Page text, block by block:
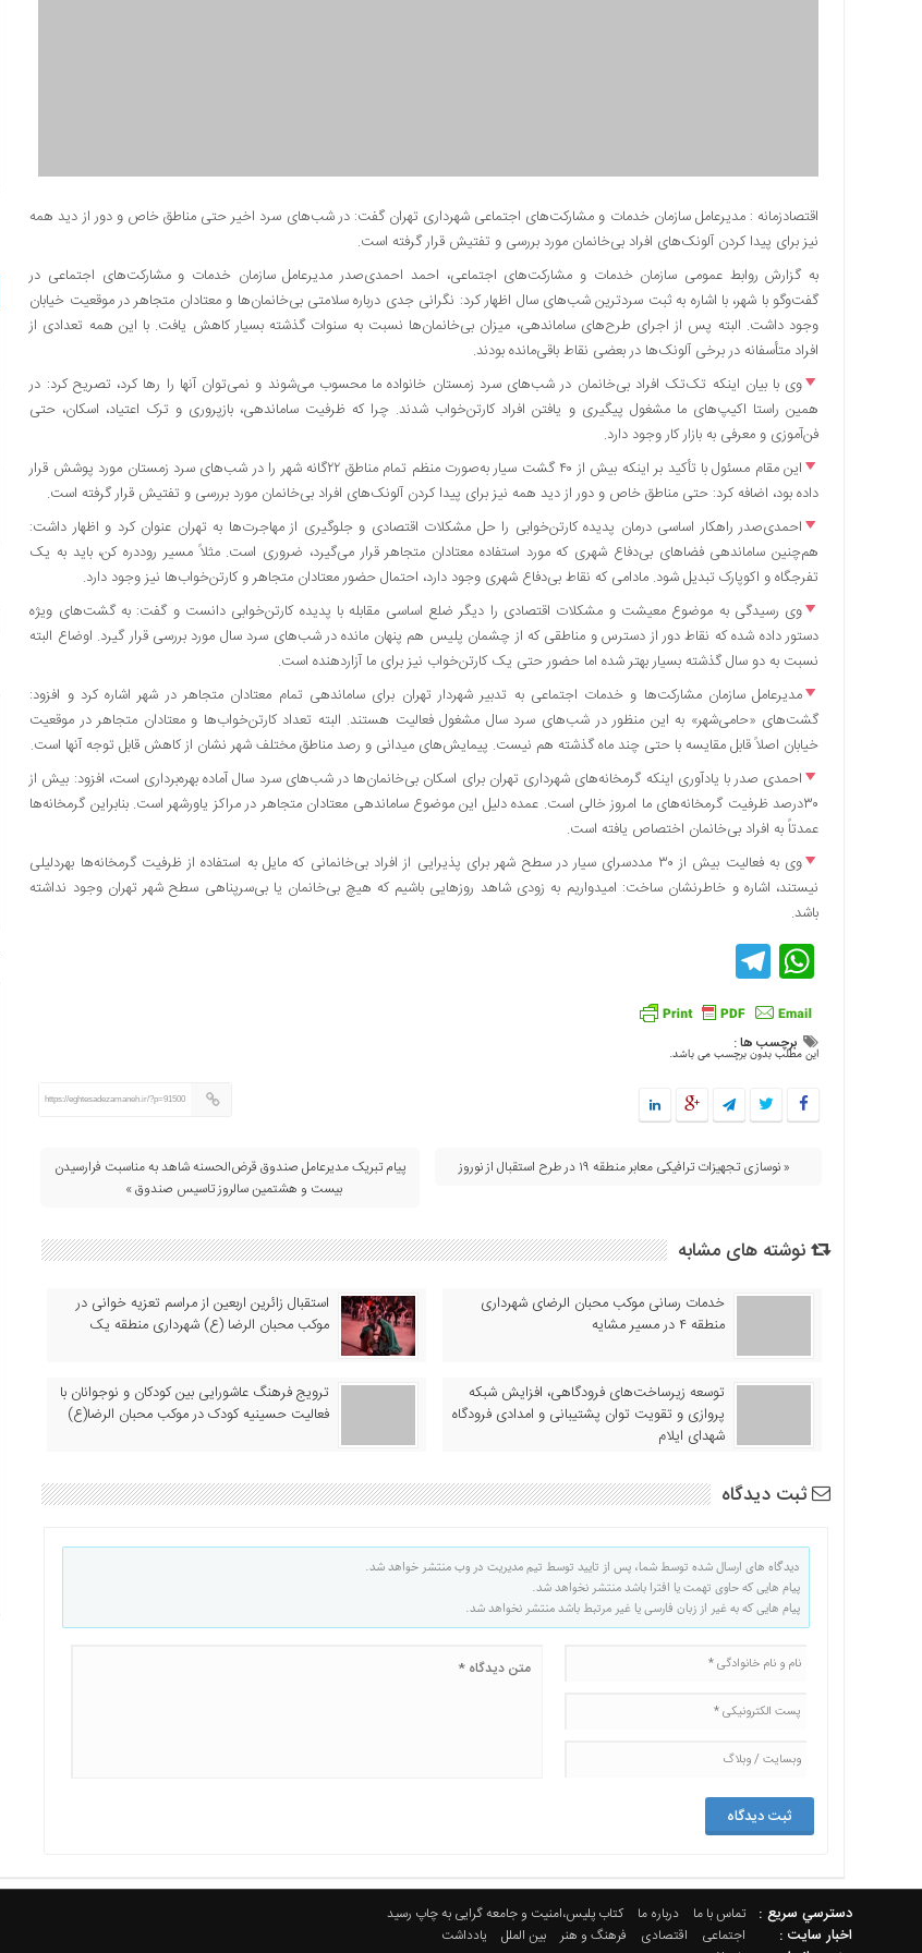
اقتصادزمانه : مدیرعامل سازمان خدمات و مشارکت‌های اجتماعی شهرداری تهران گفت: در شب‌های سرد اخیر حتی مناطق خاص و دور از دید همه
نیز برای پیدا کردن آلونک‌های افراد بی‌خانمان مورد بررسی و تفتیش قرار گرفته است.
به گزارش روابط عمومی سازمان خدمات و مشارکت‌های اجتماعی، احمد احمدی‌صدر مدیرعامل سازمان خدمات و مشارکت‌های اجتماعی در
گفت‌وگو با شهر، با اشاره به ثبت سردترین شب‌های سال اظهار کرد: نگرانی جدی درباره سلامتی بی‌خانمان‌ها و معتادان متجاهر در موقعیت خیابان
وجود داشت. البته پس از اجرای طرح‌های ساماندهی، میزان بی‌خانمان‌ها نسبت به سنوات گذشته بسیار کاهش یافت. با این همه تعدادی از
افراد متأسفانه در برخی آلونک‌ها در بعضی نقاط باقی‌مانده بودند.
وی با بیان اینکه تک‌تک افراد بی‌خانمان در شب‌های سرد زمستان خانواده ما محسوب می‌شوند و نمی‌توان آنها را رها کرد، تصریح کرد: در
همین راستا اکیپ‌های ما مشغول پیگیری و یافتن افراد کارتن‌خواب شدند. چرا که ظرفیت ساماندهی، بازپروری و ترک اعتیاد، اسکان، حتی
فن‌آموزی و معرفی به بازار کار وجود دارد.
این مقام مسئول با تأکید بر اینکه بیش از ۴۰ گشت سیار به‌صورت منظم تمام مناطق ۲۲گانه شهر را در شب‌های سرد زمستان مورد پوشش قرار
داده بود، اضافه کرد: حتی مناطق خاص و دور از دید همه نیز برای پیدا کردن آلونک‌های افراد بی‌خانمان مورد بررسی و تفتیش قرار گرفته است.
احمدی‌صدر راهکار اساسی درمان پدیده کارتن‌خوابی را حل مشکلات اقتصادی و جلوگیری از مهاجرت‌ها به تهران عنوان کرد و اظهار داشت:
هم‌چنین ساماندهی فضاهای بی‌دفاع شهری که مورد استفاده معتادان متجاهر قرار می‌گیرد، ضروری است. مثلاً مسیر روددره کن، باید به یک
تفرجگاه و اکوپارک تبدیل شود. مادامی که نقاط بی‌دفاع شهری وجود دارد، احتمال حضور معتادان متجاهر و کارتن‌خواب‌ها نیز وجود دارد.
وی رسیدگی به موضوع معیشت و مشکلات اقتصادی را دیگر ضلع اساسی مقابله با پدیده کارتن‌خوابی دانست و گفت: به گشت‌های ویژه
دستور داده شده که نقاط دور از دسترس و مناطقی که از چشمان پلیس هم پنهان مانده در شب‌های سرد سال مورد بررسی قرار گیرد. اوضاع البته
نسبت به دو سال گذشته بسیار بهتر شده اما حضور حتی یک کارتن‌خواب نیز برای ما آزاردهنده است.
مدیرعامل سازمان مشارکت‌ها و خدمات اجتماعی به تدبیر شهردار تهران برای ساماندهی تمام معتادان متجاهر در شهر اشاره کرد و افزود:
گشت‌های «حامی‌شهر» به این منظور در شب‌های سرد سال مشغول فعالیت هستند. البته تعداد کارتن‌خواب‌ها و معتادان متجاهر در موقعیت
خیابان اصلاً قابل مقایسه با حتی چند ماه گذشته هم نیست. پیمایش‌های میدانی و رصد مناطق مختلف شهر نشان از کاهش قابل توجه آنها است.
احمدی صدر با یادآوری اینکه گرمخانه‌های شهرداری تهران برای اسکان بی‌خانمان‌ها در شب‌های سرد سال آماده بهره‌برداری است، افزود: بیش از
۳۰درصد ظرفیت گرمخانه‌های ما امروز خالی است. عمده دلیل این موضوع ساماندهی معتادان متجاهر در مراکز یاورشهر است. بنابراین گرمخانه‌ها
عمدتاً به افراد بی‌خانمان اختصاص یافته است.
وی به فعالیت بیش از ۳۰ مددسرای سیار در سطح شهر برای پذیرایی از افراد بی‌خانمانی که مایل به استفاده از ظرفیت گرمخانه‌ها بهردلیلی
نیستند، اشاره و خاطرنشان ساخت: امیدواریم به زودی شاهد روزهایی باشیم که هیچ بی‌خانمان یا بی‌سرپناهی سطح شهر تهران وجود نداشته
باشد.
WhatsApp
Telegram
برچسب ها :
این مطلب بدون برچسب می باشد.
https://eghtesadezamaneh.ir/?p=91500
« نوسازی تجهیزات ترافیکی معابر منطقه ۱۹ در طرح استقبال از نوروز
پیام تبریک مدیرعامل صندوق قرض‌الحسنه شاهد به مناسبت فرارسیدن
بیست و هشتمین سالروز تاسیس صندوق »
نوشته های مشابه
خدمات رسانی موکب محبان الرضای شهرداری
منطقه ۴ در مسیر مشایه
استقبال زائرین اربعین از مراسم تعزیه خوانی در
موکب محبان الرضا (ع) شهرداری منطقه یک
توسعه زیرساخت‌های فرودگاهی، افزایش شبکه
پروازی و تقویت توان پشتیبانی و امدادی فرودگاه
شهدای ایلام
ترویج فرهنگ عاشورایی بین کودکان و نوجوانان با
فعالیت حسینیه کودک در موکب محبان الرضا(ع)
ثبت دیدگاه
دیدگاه های ارسال شده توسط شما، پس از تایید توسط تیم مدیریت در وب منتشر خواهد شد.
پیام هایی که حاوی تهمت یا افترا باشد منتشر نخواهد شد.
پیام هایی که به غیر از زبان فارسی یا غیر مرتبط باشد منتشر نخواهد شد.
دسترسي سريع : تماس با ما درباره ما کتاب پلیس،امنیت و جامعه گرایی به چاپ رسید
اخبار سایت : اجتماعی اقتصادی فرهنگ و هنر بین الملل یادداشت